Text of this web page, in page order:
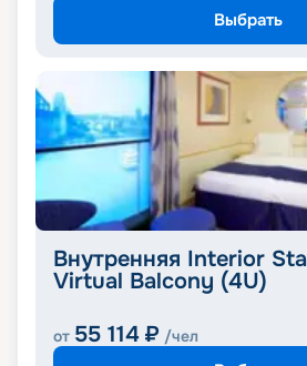
Выбрать
Внутренняя Interior
Virtual Balcony (4U)
от 55 114 ₽ /чел